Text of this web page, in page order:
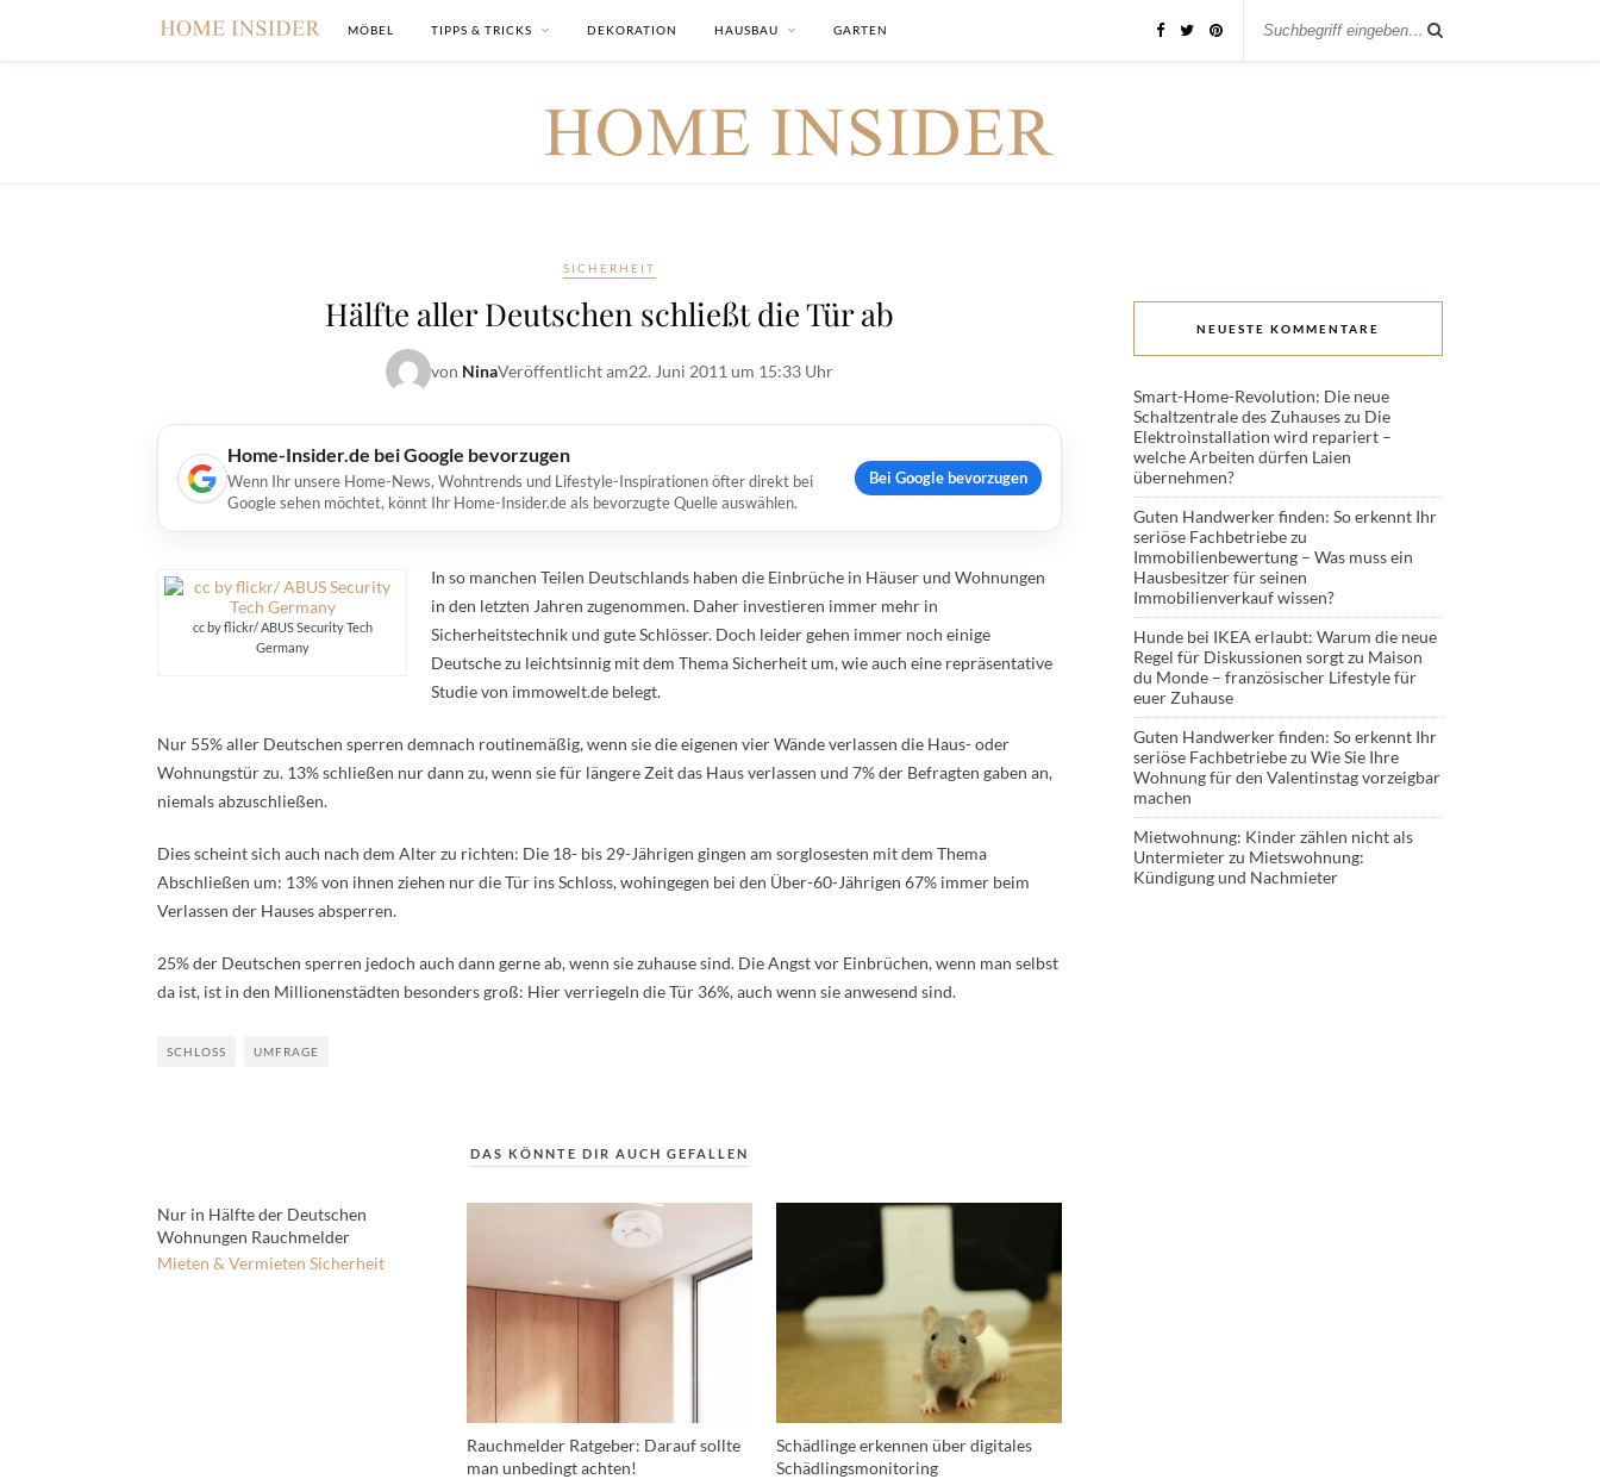
MÖBEL TIPPS & TRICKS DEKORATION HAUSBAU GARTEN
SICHERHEIT
Hälfte aller Deutschen schließt die Tür ab
von NinaVeröffentlicht am22. Juni 2011 um 15:33 Uhr
Home-Insider.de bei Google bevorzugen
Wenn Ihr unsere Home-News, Wohntrends und Lifestyle-Inspirationen öfter direkt bei
Google sehen möchtet, könnt Ihr Home-Insider.de als bevorzugte Quelle auswählen.
Bei Google bevorzugen
cc by flickr/ ABUS Security Tech
Germany
In so manchen Teilen Deutschlands haben die Einbrüche in Häuser und Wohnungen
in den letzten Jahren zugenommen. Daher investieren immer mehr in
Sicherheitstechnik und gute Schlösser. Doch leider gehen immer noch einige
Deutsche zu leichtsinnig mit dem Thema Sicherheit um, wie auch eine repräsentative
Studie von immowelt.de belegt.
Nur 55% aller Deutschen sperren demnach routinemäßig, wenn sie die eigenen vier Wände verlassen die Haus- oder
Wohnungstür zu. 13% schließen nur dann zu, wenn sie für längere Zeit das Haus verlassen und 7% der Befragten gaben an,
niemals abzuschließen.
Dies scheint sich auch nach dem Alter zu richten: Die 18- bis 29-Jährigen gingen am sorglosesten mit dem Thema
Abschließen um: 13% von ihnen ziehen nur die Tür ins Schloss, wohingegen bei den Über-60-Jährigen 67% immer beim
Verlassen der Hauses absperren.
25% der Deutschen sperren jedoch auch dann gerne ab, wenn sie zuhause sind. Die Angst vor Einbrüchen, wenn man selbst
da ist, ist in den Millionenstädten besonders groß: Hier verriegeln die Tür 36%, auch wenn sie anwesend sind.
SCHLOSS UMFRAGE
DAS KÖNNTE DIR AUCH GEFALLEN
Nur in Hälfte der Deutschen
Wohnungen Rauchmelder
Mieten & Vermieten Sicherheit
Rauchmelder Ratgeber: Darauf sollte
man unbedingt achten!
Schädlinge erkennen über digitales
Schädlingsmonitoring
NEUESTE KOMMENTARE
Smart-Home-Revolution: Die neue
Schaltzentrale des Zuhauseszu Die
Elektroinstallation wird repariert –
welche Arbeiten dürfen Laien
übernehmen?
Guten Handwerker finden: So erkennt Ihr
seriöse Fachbetriebezu
Immobilienbewertung – Was muss ein
Hausbesitzer für seinen
Immobilienverkauf wissen?
Hunde bei IKEA erlaubt: Warum die neue
Regel für Diskussionen sorgtzu Maison
du Monde – französischer Lifestyle für
euer Zuhause
Guten Handwerker finden: So erkennt Ihr
seriöse Fachbetriebezu Wie Sie Ihre
Wohnung für den Valentinstag vorzeigbar
machen
Mietwohnung: Kinder zählen nicht als
Untermieterzu Mietswohnung:
Kündigung und Nachmieter